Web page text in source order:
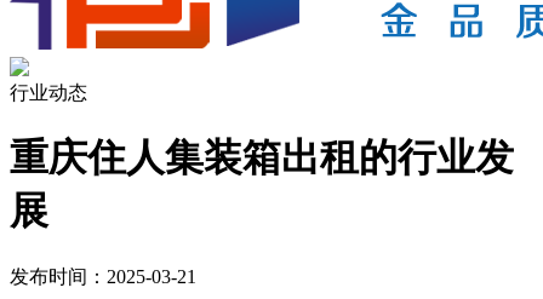
行业动态
重庆住人集装箱出租的行业发
展
发布时间：2025-03-21